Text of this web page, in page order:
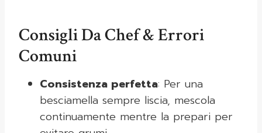
Consigli Da Chef & Errori
Comuni
Consistenza perfetta: Per una
besciamella sempre liscia, mescola
continuamente mentre la prepari per